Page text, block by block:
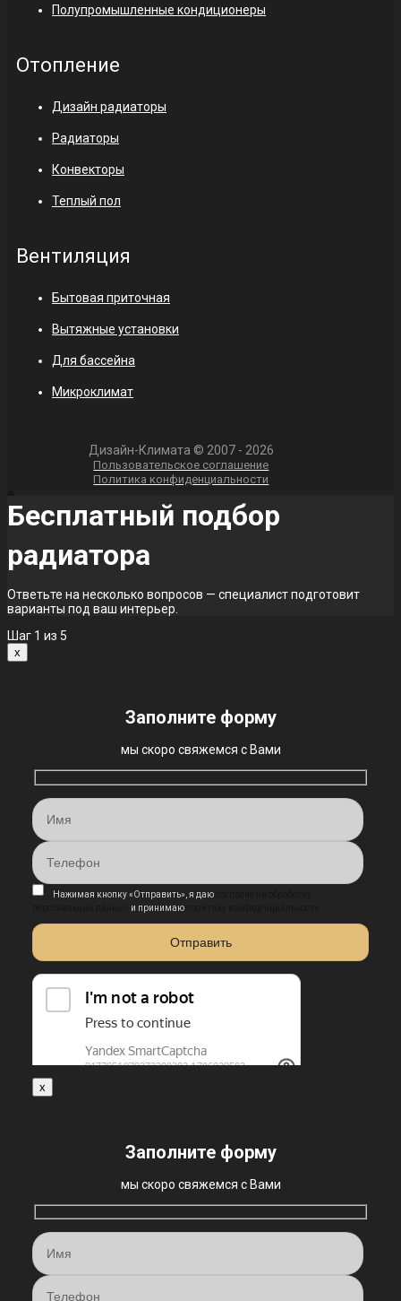
Полупромышленные кондиционеры
Отопление
Дизайн радиаторы
Радиаторы
Конвекторы
Теплый пол
Вентиляция
Бытовая приточная
Вытяжные установки
Для бассейна
Микроклимат
Дизайн-Климата © 2007 - 2026
Пользовательское соглашение
Политика конфиденциальности
Бесплатный подбор
радиатора
Ответьте на несколько вопросов — специалист подготовит
варианты под ваш интерьер.
Шаг 1 из 5
x
Заполните форму
мы скоро свяжемся с Вами
Нажимая кнопку «Отправить», я даю
и принимаю
x
Заполните форму
мы скоро свяжемся с Вами